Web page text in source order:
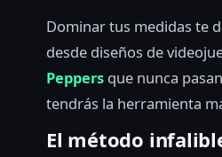
Dominar tus medidas te
desde diseños de
Peppers que nunca
tendrás la herramienta
El método